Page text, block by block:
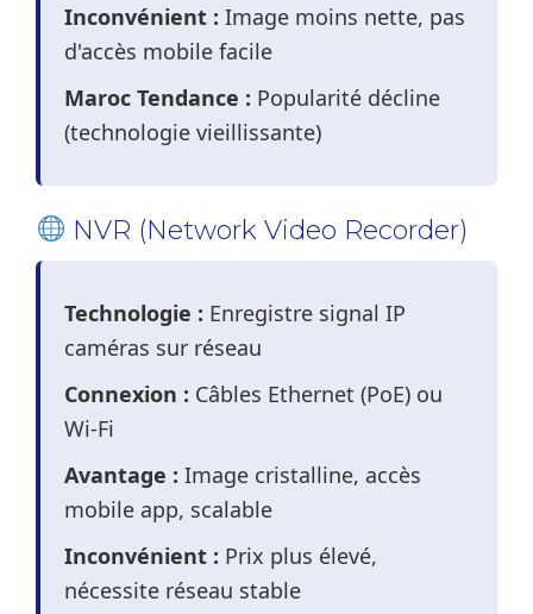
Inconvénient : Image moins nette, pas
d'accès mobile facile
Maroc Tendance : Popularité décline
(technologie vieillissante)
NVR (Network Video Recorder)
Technologie : Enregistre signal IP
caméras sur réseau
Connexion : Câbles Ethernet (PoE) ou
Wi-Fi
Avantage : Image cristalline, accès
mobile app, scalable
Inconvénient : Prix plus élevé,
nécessite réseau stable